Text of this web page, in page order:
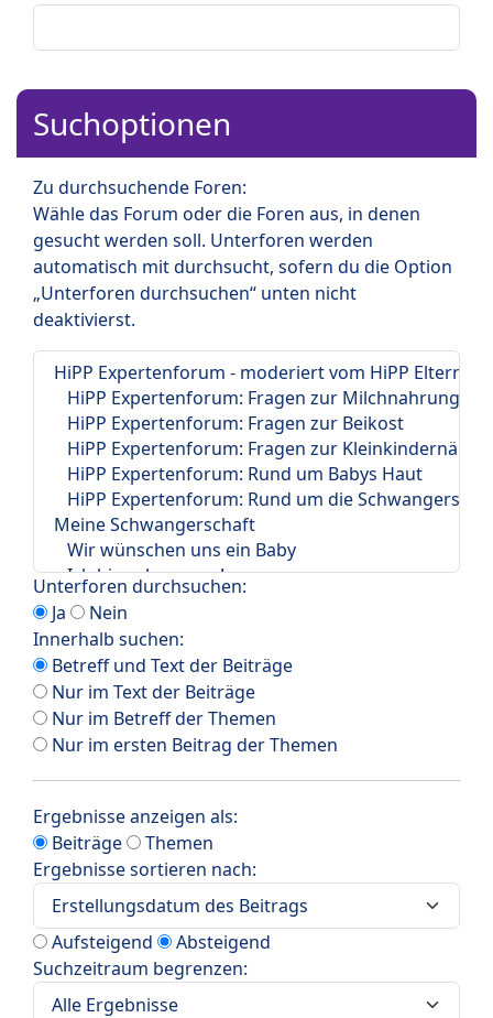
Suchoptionen
Zu durchsuchende Foren:
Wähle das Forum oder die Foren aus, in denen
gesucht werden soll. Unterforen werden
automatisch mit durchsucht, sofern du die Option
„Unterforen durchsuchen“ unten nicht
deaktivierst.
Unterforen durchsuchen:
Ja
Nein
Innerhalb suchen:
Betreff und Text der Beiträge
Nur im Text der Beiträge
Nur im Betreff der Themen
Nur im ersten Beitrag der Themen
Ergebnisse anzeigen als:
Beiträge
Themen
Ergebnisse sortieren nach:
Aufsteigend
Absteigend
Suchzeitraum begrenzen: